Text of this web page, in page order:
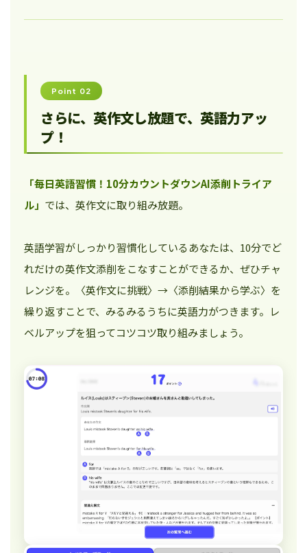
Point 02
さらに、英作文し放題で、英語力アッ
プ！
「毎日英語習慣！10分カウントダウンAI添削トライア
ル」 では、英作文に取り組み放題。
英語学習がしっかり習慣化しているあなたは、10分でど
れだけの英作文添削をこなすことができるか、ぜひチャ
レンジを。〈英作文に挑戦〉→〈添削結果から学ぶ〉を
繰り返すことで、みるみるうちに英語力がつきます。レ
ベルアップを狙ってコツコツ取り組みましょう。